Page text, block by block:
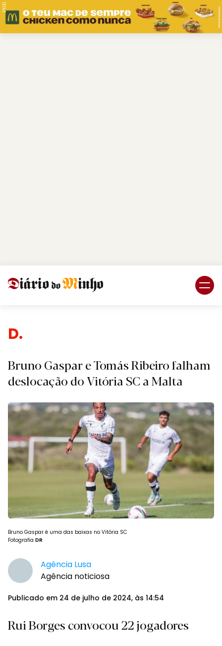
PUB.
Despo
Bruno Gaspar e Tomás Ribeiro falham
deslocação do Vitória SC a Malta
Bruno Gaspar é uma das baixas no Vitória SC
Fotografia DR
Agência Lusa
Agência noticiosa
Publicado em 24 de julho de 2024, às 14:54
Rui Borges convocou 22 jogadores